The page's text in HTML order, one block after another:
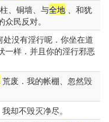
、铜墙、与全地 、和犹
民反对。
没有淫行呢．你坐在道
一样．并且你的淫行邪恶
荒废．我的帐棚、忽然毁
却不毁灭净尽。